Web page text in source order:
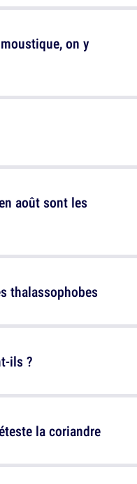
on y
août sont les
ils ?
thalassophobes
la coriandre